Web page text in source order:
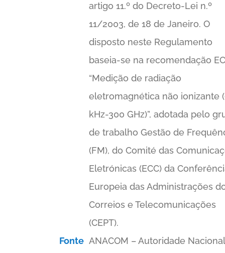
artigo 11.º do Decreto-Lei n.º
11/2003, de 18 de Janeiro. O
disposto neste Regulamento
baseia-se na recomendação
“Medição de radiação
eletromagnética não ionizante
kHz-300 GHz)”, adotada pelo
de trabalho Gestão de
(FM), do Comité das
Eletrónicas (ECC) da
Europeia das Administrações
Correios e Telecomunicações
(CEPT).
Fonte ANACOM – Autoridade